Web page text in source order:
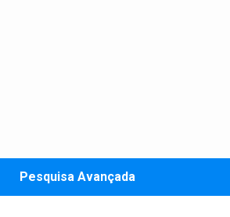
Pesquisa Avançada